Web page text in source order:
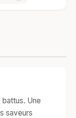
battus. Une
saveurs